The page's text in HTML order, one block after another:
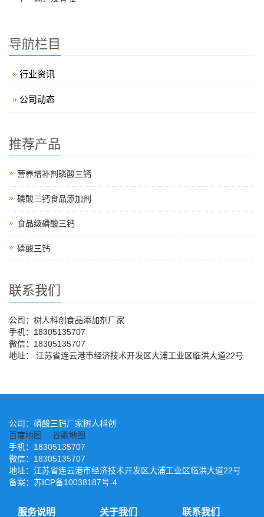
导航栏目
行业资讯
公司动态
推荐产品
营养增补剂磷酸三钙
磷酸三钙食品添加剂
食品级磷酸三钙
磷酸三钙
联系我们
公司：树人科创食品添加剂厂家
手机：18305135707
微信：18305135707
地址： 江苏省连云港市经济技术开发区大浦工业区临洪大道22号
公司：磷酸三钙厂家树人科创
百度地图
谷歌地图
手机：18305135707
微信：18305135707
地址：江苏省连云港市经济技术开发区大浦工业区临洪大道22号
备案： 苏ICP备10038187号-4
服务说明 关于我们 联系我们